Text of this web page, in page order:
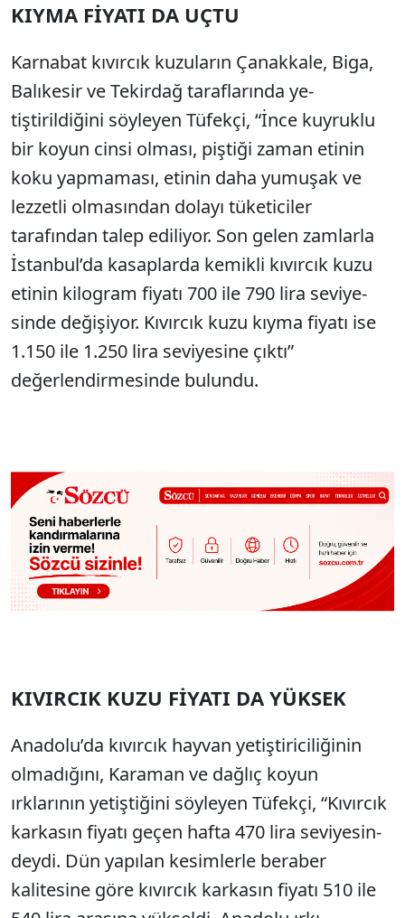
KIYMA FİYATI DA UÇTU
Karnabat kıvırcık kuzula­rın Çanakkale, Biga,
Balıke­sir ve Tekirdağ taraflarında ye­
tiştirildiğini söyleyen Tüfek­çi, “İnce kuyruklu
bir koyun cinsi olması, piştiği zaman etinin
koku yapmaması, eti­nin daha yumuşak ve
lezzetli olmasından dolayı tüketici­ler
tarafından talep ediliyor. Son gelen zamlarla
İstan­bul’da kasaplarda kemikli kı­vırcık kuzu
etinin kilogram fiyatı 700 ile 790 lira seviye­
sinde değişiyor. Kıvırcık ku­zu kıyma fiyatı ise
1.150 ile 1.250 lira seviyesine çıktı”
değerlendirmesinde bulundu.
KIVIRCIK KUZU FİYATI DA YÜKSEK
Anadolu’da kıvırcık hayva­n yetiştiriciliğinin
olmadığını, Karaman ve dağlıç koyun
ırklarının yetiştiğini söyleyen Tüfekçi, “Kıvırcık
karkasın fiyatı ge­çen hafta 470 lira seviyesin­
deydi. Dün yapılan kesim­lerle beraber
kalitesine göre kıvırcık karkasın fiyatı 510 ile